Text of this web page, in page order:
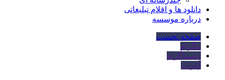
دانلود ها و اقلام تبلیغاتی
درباره موسسه
صفحه نخست
تلگرام
اینستاگرام
آپارات